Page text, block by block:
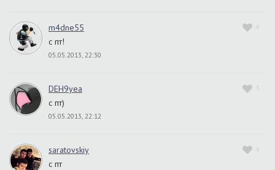
4
m4dne55
с пт!
05.05.2013, 22:30
3
DEH9yea
с пт)
05.05.2013, 22:12
4
saratovskiy
с пт